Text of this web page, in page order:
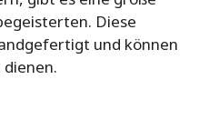
Diese
und können
dienen.